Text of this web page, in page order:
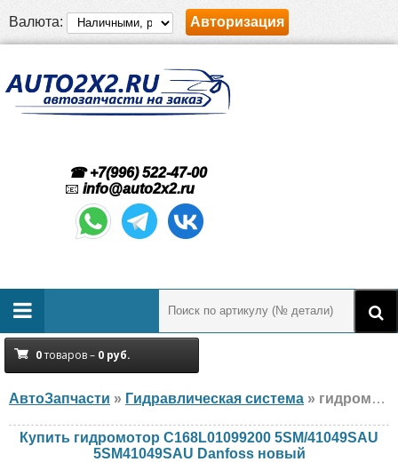
Валюта: Авторизация
☎ +7(996) 522-47-00
📧 info@auto2x2.ru
0товаров – 0 руб.
АвтоЗапчасти » Гидравлическая система » гидромотор Danfoss C168L01099200 5SM/41049SAU 5SM41049SAU Liebherr, JCB, Volvo, новый
Купить гидромотор C168L01099200 5SM/41049SAU
5SM41049SAU Danfoss новый